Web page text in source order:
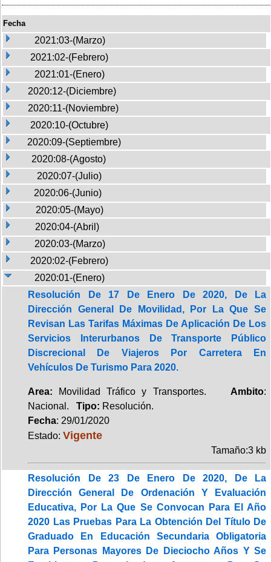
Fecha
2021:03-(Marzo)
2021:02-(Febrero)
2021:01-(Enero)
2020:12-(Diciembre)
2020:11-(Noviembre)
2020:10-(Octubre)
2020:09-(Septiembre)
2020:08-(Agosto)
2020:07-(Julio)
2020:06-(Junio)
2020:05-(Mayo)
2020:04-(Abril)
2020:03-(Marzo)
2020:02-(Febrero)
2020:01-(Enero)
Resolución De 17 De Enero De 2020, De La
Dirección General De Movilidad, Por La Que Se
Revisan Las Tarifas Máximas De Aplicación De Los
Servicios Interurbanos De Transporte Público
Discrecional De Viajeros Por Carretera En
Vehículos De Turismo Para 2020.
Area: Movilidad Tráfico y Transportes. Ambito:
Nacional. Tipo: Resolución.
Fecha: 29/01/2020
Estado: Vigente
Tamaño:3 kb
Resolución De 23 De Enero De 2020, De La
Dirección General De Ordenación Y Evaluación
Educativa, Por La Que Se Convocan Para El Año
2020 Las Pruebas Para La Obtención Del Título De
Graduado En Educación Secundaria Obligatoria
Para Personas Mayores De Dieciocho Años Y Se